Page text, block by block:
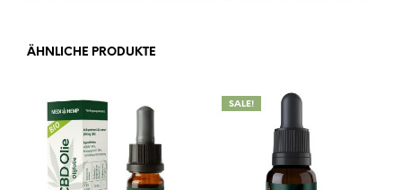
ÄHNLICHE PRODUKTE
SALE!